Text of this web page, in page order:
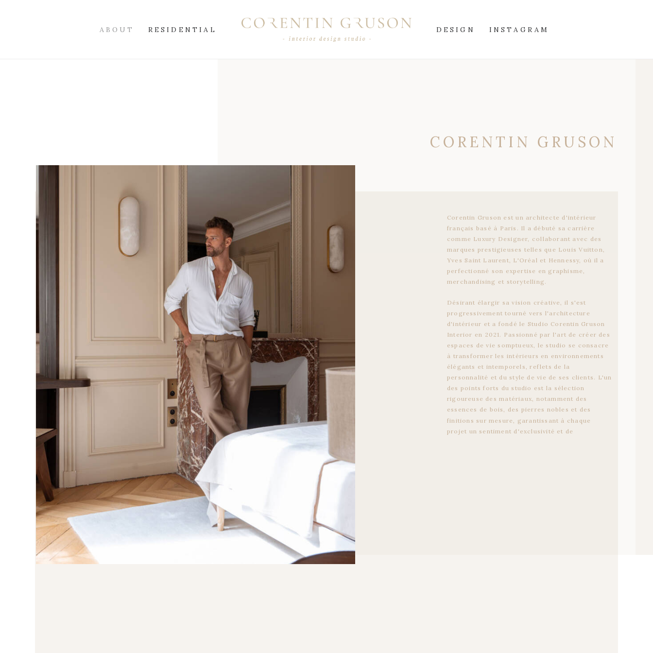
ABOUT RESIDENTIAL DESIGN INSTAGRAM
CORENTIN GRUSON
Corentin Gruson est un architecte d'intérieur
français basé à Paris. Il a débuté sa carrière
comme Luxury Designer, collaborant avec des
marques prestigieuses telles que Louis Vuitton,
Yves Saint Laurent, L'Oréal et Hennessy, où il a
perfectionné son expertise en graphisme,
merchandising et storytelling.
Désirant élargir sa vision créative, il s'est
progressivement tourné vers l'architecture
d'intérieur et a fondé le Studio Corentin Gruson
Interior en 2021. Passionné par l'art de créer des
espaces de vie somptueux, le studio se consacre
à transformer les intérieurs en environnements
élégants et intemporels, reflets de la
personnalité et du style de vie de ses clients. L'un
des points forts du studio est la sélection
rigoureuse des matériaux, notamment des
essences de bois, des pierres nobles et des
finitions sur mesure, garantissant à chaque
projet un sentiment d'exclusivité et de